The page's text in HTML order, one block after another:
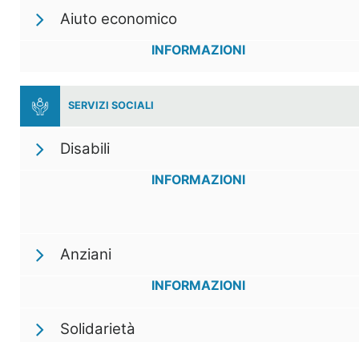
Aiuto economico
INFORMAZIONI
SERVIZI SOCIALI
Disabili
INFORMAZIONI
Anziani
INFORMAZIONI
Solidarietà